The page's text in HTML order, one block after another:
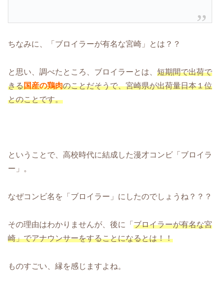
ちなみに、「ブロイラーが有名な宮崎」とは？？
と思い、調べたところ、ブロイラーとは、 短期間で出荷で
きる国産の鶏肉のことだそうで、宮崎県が出荷量日本１位
とのことです。
ということで、高校時代に結成した漫才コンビ「ブロイラ
ー」。
なぜコンビ名を「ブロイラー」にしたのでしょうね？？？
その理由はわかりませんが、後に「 ブロイラーが有名な宮
崎」でアナウンサーをすることになるとは！！
ものすごい、縁を感じますよね。